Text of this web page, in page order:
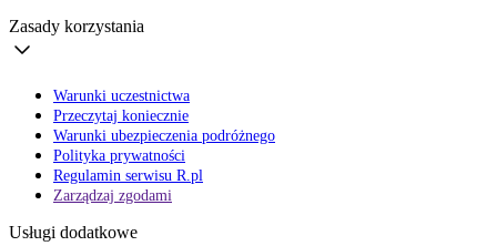
Zasady korzystania
Warunki uczestnictwa
Przeczytaj koniecznie
Warunki ubezpieczenia podróżnego
Polityka prywatności
Regulamin serwisu R.pl
Zarządzaj zgodami
Usługi dodatkowe